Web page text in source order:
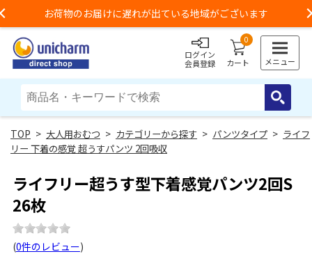
お荷物のお届けに遅れが出ている地域がございます
ログイン
会員登録
0
カート メニュー
> 大人用おむつ > カテゴリーから探す > パンツタイプ > ライフ
リー 下着の感覚 超うすパンツ 2回吸収
ライフリー超うす型下着感覚パンツ2回S
26枚
(0件のレビュー)